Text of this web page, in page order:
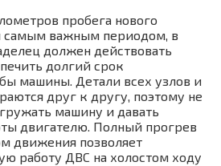
пробега нового
самым важным периодом, в
должен действовать
долгий срок
машины. Детали всех узлов и
друг к другу, поэтому не
машину и давать
двигателю. Полный прогрев
движения позволяет
работу ДВС на холостом ходу